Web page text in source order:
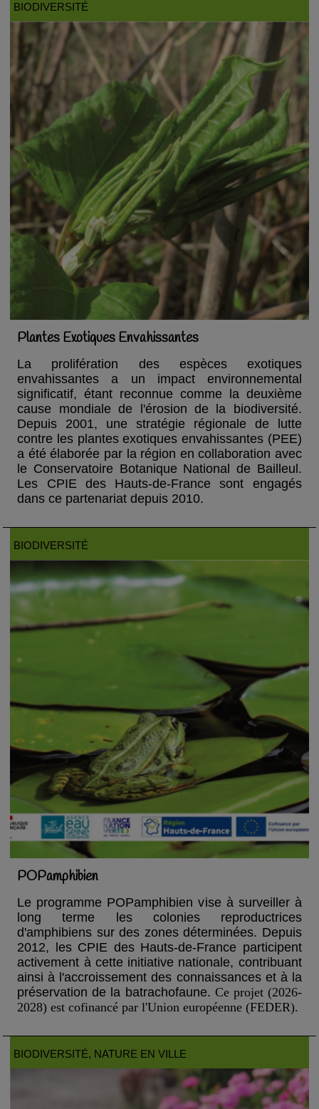
BIODIVERSITÉ
Plantes Exotiques Envahissantes
La prolifération des espèces exotiques
envahissantes a un impact environnemental
significatif, étant reconnue comme la deuxième
cause mondiale de l'érosion de la biodiversité.
Depuis 2001, une stratégie régionale de lutte
contre les plantes exotiques envahissantes (PEE)
a été élaborée par la région en collaboration avec
le Conservatoire Botanique National de Bailleul.
Les CPIE des Hauts-de-France sont engagés
dans ce partenariat depuis 2010.
BIODIVERSITÉ
POPamphibien
Le programme POPamphibien vise à surveiller à
long terme les colonies reproductrices
d'amphibiens sur des zones déterminées. Depuis
2012, les CPIE des Hauts-de-France participent
activement à cette initiative nationale, contribuant
ainsi à l'accroissement des connaissances et à la
préservation de la batrachofaune. Ce projet (2026-
2028) est cofinancé par l'Union européenne (FEDER).
BIODIVERSITÉ, NATURE EN VILLE